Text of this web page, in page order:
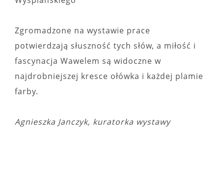
Zgromadzone na wystawie prace
potwierdzają słuszność tych słów, a miłość i
fascynacja Wawelem są widoczne w
najdrobniejszej kresce ołówka i każdej plamie
farby.
Agnieszka Janczyk, kuratorka wystawy